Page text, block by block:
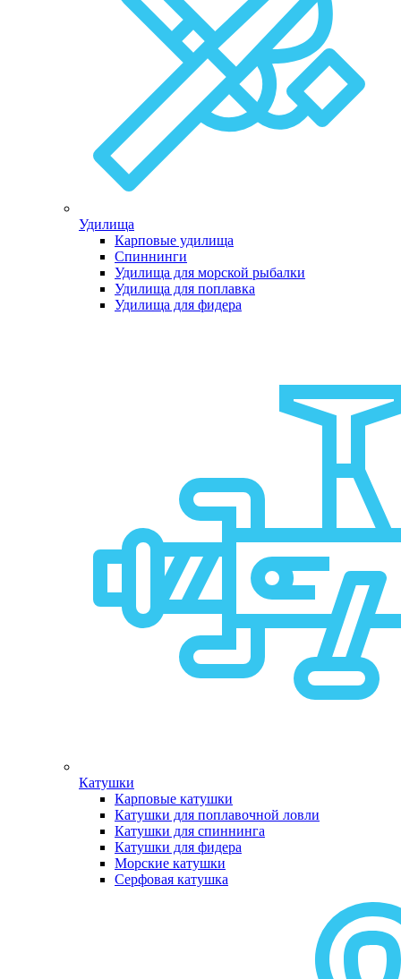
Удилища
Карповые удилища
Спиннинги
Удилища для морской рыбалки
Удилища для поплавка
Удилища для фидера
Катушки
Карповые катушки
Катушки для поплавочной ловли
Катушки для спиннинга
Катушки для фидера
Морские катушки
Серфовая катушка